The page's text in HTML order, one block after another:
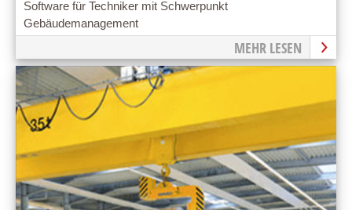
Software für Techniker mit Schwerpunkt
Gebäudemanagement
MEHR LESEN